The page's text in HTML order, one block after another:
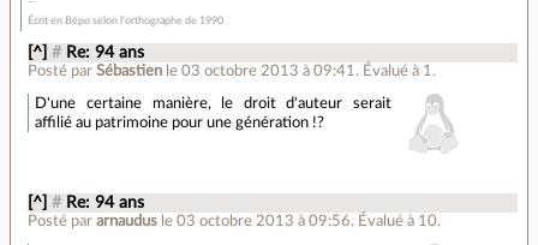
Écrit en Bépo selon l’orthographe de 1990
[^] # Re: 94 ans
Posté parSébastien le 03 octobre 2013 à 09:41 . Évalué à 1 .
D'une certaine manière, le droit d'auteur serait
affilié au patrimoine pour une génération !?
[^] # Re: 94 ans
Posté pararnaudus le 03 octobre 2013 à 09:56. Évalué à 10.